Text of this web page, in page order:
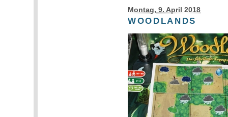
Montag, 9. April 2018
WOODLANDS